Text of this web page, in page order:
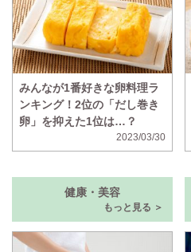
みんなが1番好きな卵料理ラ
ンキング！2位の「だし巻き
卵」を抑えた1位は…？
2023/03/30
健康・美容
もっと見る ＞